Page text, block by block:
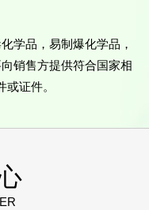
学品，易制爆化学品，
销售方提供符合国家相
证件。